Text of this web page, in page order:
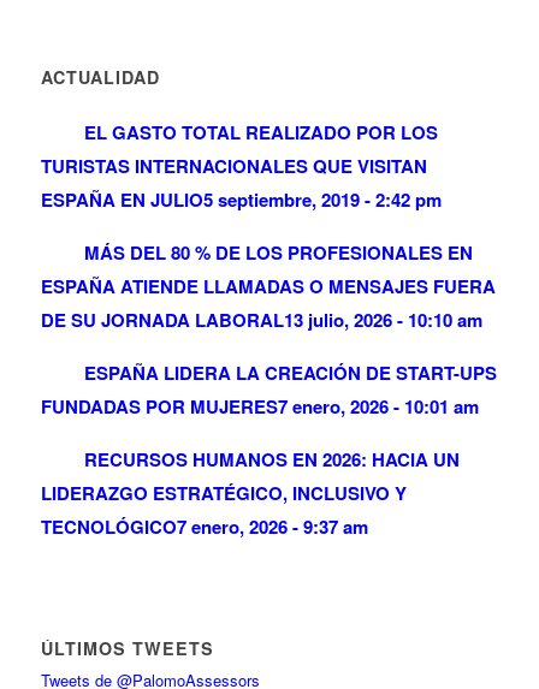
ACTUALIDAD
EL GASTO TOTAL REALIZADO POR LOS
TURISTAS INTERNACIONALES QUE VISITAN
ESPAÑA EN JULIO5 septiembre, 2019 - 2:42 pm
MÁS DEL 80 % DE LOS PROFESIONALES EN
ESPAÑA ATIENDE LLAMADAS O MENSAJES FUERA
DE SU JORNADA LABORAL13 julio, 2026 - 10:10 am
ESPAÑA LIDERA LA CREACIÓN DE START-UPS
FUNDADAS POR MUJERES7 enero, 2026 - 10:01 am
RECURSOS HUMANOS EN 2026: HACIA UN
LIDERAZGO ESTRATÉGICO, INCLUSIVO Y
TECNOLÓGICO7 enero, 2026 - 9:37 am
ÚLTIMOS TWEETS
Tweets de @PalomoAssessors